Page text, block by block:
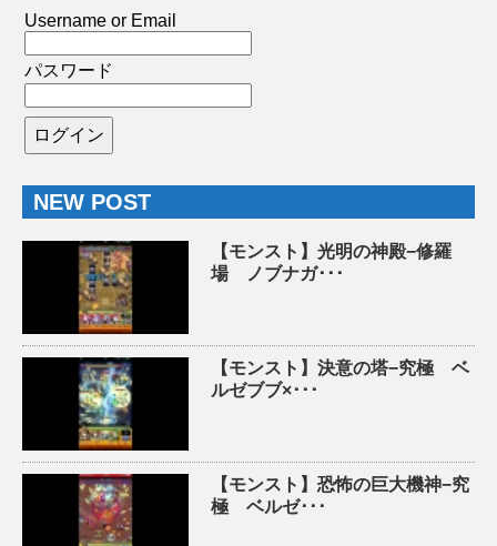
Username or Email
パスワード
NEW POST
【モンスト】光明の神殿−修羅
場 ノブナガ･･･
【モンスト】決意の塔−究極 ベ
ルゼブブ×･･･
【モンスト】恐怖の巨大機神−究
極 ベルゼ･･･